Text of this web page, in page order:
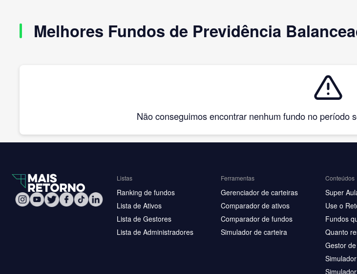
Melhores Fundos de Previdência
Não conseguimos encontrar nenhum fundo no período
Listas
Ranking de fundos
Lista de Ativos
Lista de Gestores
Lista de Administradores
Ferramentas
Gerenciador de carteiras
Comparador de ativos
Comparador de fundos
Simulador de carteira
Conteúdos
Super
Use o
Fundos
Quanto
Gestor